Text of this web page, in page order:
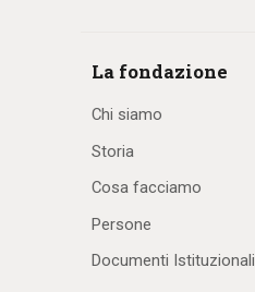
La fondazione
Chi siamo
Storia
Cosa facciamo
Persone
Documenti Istituzionali